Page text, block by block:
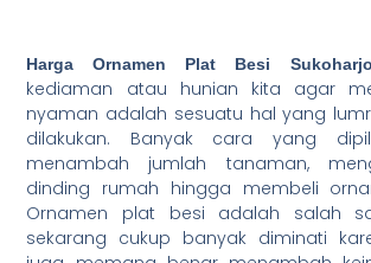
Harga Ornamen Plat Besi Sukoharjo
kediaman atau hunian kita agar
nyaman adalah sesuatu hal yang
dilakukan. Banyak cara yang
menambah jumlah tanaman,
dinding rumah hingga membeli
Ornamen plat besi adalah salah
sekarang cukup banyak diminati